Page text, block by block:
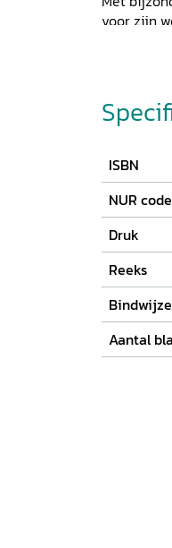
voor zijn
en vroeg
ISBN
NUR
Druk
Reeks
Bindwijze
Aantal